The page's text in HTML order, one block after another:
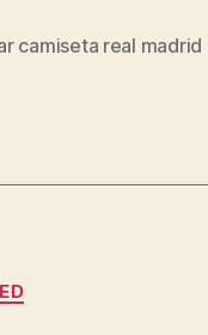
camiseta real madrid